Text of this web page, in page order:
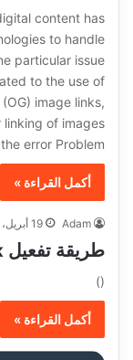
content has
to handle
particular issue
to the use of
image links,
of images
error Problem…
أكمل القراءة »
Adam 19 أبريل، 2024
طريقة تفعيل imagick في whm
()
أكمل القراءة »